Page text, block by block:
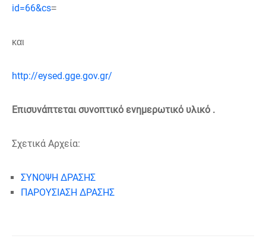
id=66&cs=
και
http://eysed.gge.gov.gr/
Επισυνάπτεται συνοπτικό ενημερωτικό υλικό .
Σχετικά Αρχεία:
ΣΥΝΟΨΗ ΔΡΑΣΗΣ
ΠΑΡΟΥΣΙΑΣΗ ΔΡΑΣΗΣ